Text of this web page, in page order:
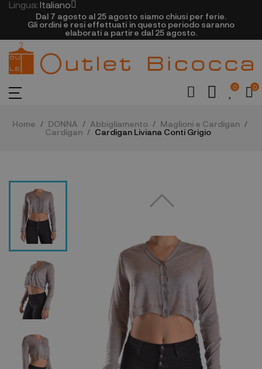
Lingua: Italiano
Dal 7 agosto al 25 agosto siamo chiusi per ferie.
Gli ordini e resi effettuati in questo periodo saranno
elaborati a partire dal 25 agosto.
0 0
Home DONNA Abbigliamento
Maglioni e Cardigan
Cardigan
Cardigan Liviana Conti Grigio